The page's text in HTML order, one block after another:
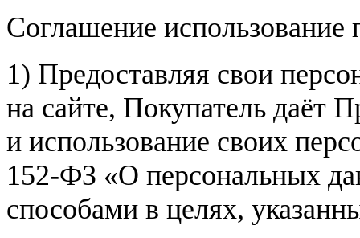
Соглашение
1) Предоставляя свои
на сайте, Покупатель даёт
и использование своих
152-ФЗ «О персональных
способами в целях,